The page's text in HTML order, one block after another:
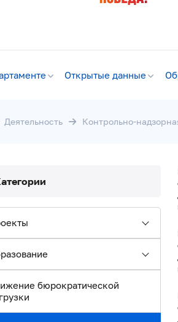
Открытые данные
Деятельность Контрольно-
бюрократической